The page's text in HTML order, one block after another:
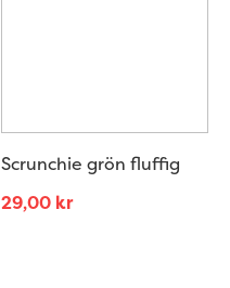
Scrunchie grön fluffig
29,00 kr